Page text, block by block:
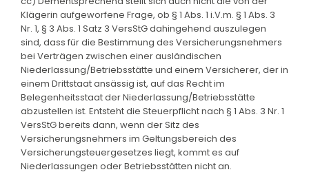
Klägerin aufgeworfene Frage, ob § 1 Abs. 1 i.V.m. § 1 Abs. 3
Nr. 1, § 3 Abs. 1 Satz 3 VersStG dahingehend auszulegen
sind, dass für die Bestimmung des Versicherungsnehmers
bei Verträgen zwischen einer ausländischen
Niederlassung/Betriebsstätte und einem Versicherer, der in
einem Drittstaat ansässig ist, auf das Recht im
Belegenheitsstaat der Niederlassung/Betriebsstätte
abzustellen ist. Entsteht die Steuerpflicht nach § 1 Abs. 3 Nr. 1
VersStG bereits dann, wenn der Sitz des
Versicherungsnehmers im Geltungsbereich des
Versicherungsteuergesetzes liegt, kommt es auf
Niederlassungen oder Betriebsstätten nicht an.